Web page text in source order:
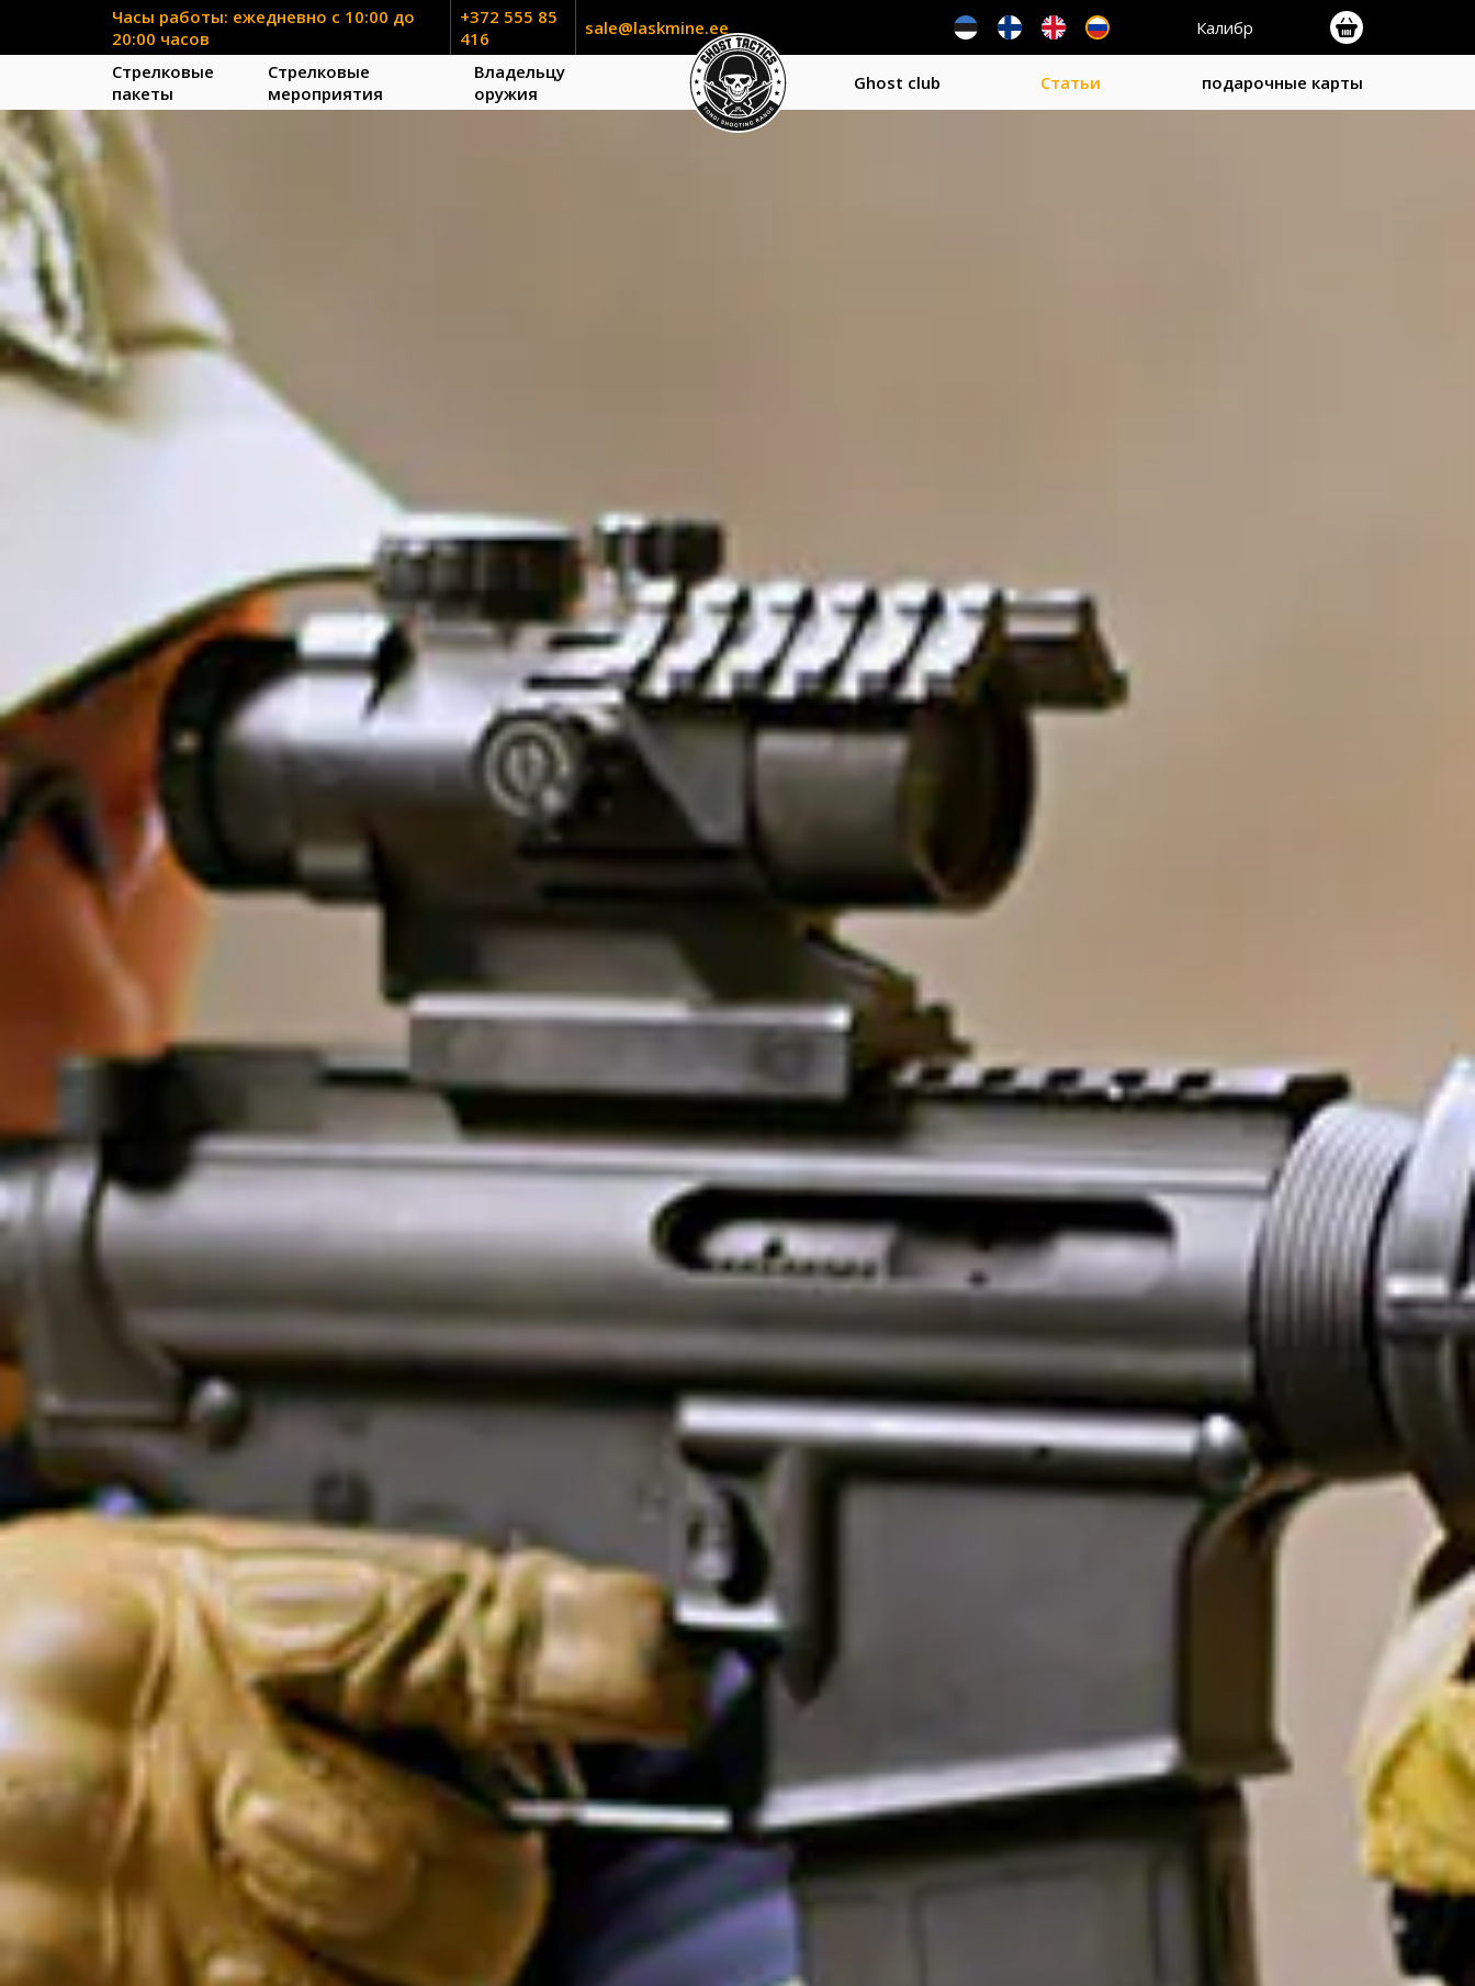
Часы работы: ежедневно с 10:00 до
20:00 часов
+372 555 85
416
sale@laskmine.ee
Калибр
Стрелковые
пакеты
Стрелковые
мероприятия
Владельцу
оружия
Ghost club Статьи подарочные карты